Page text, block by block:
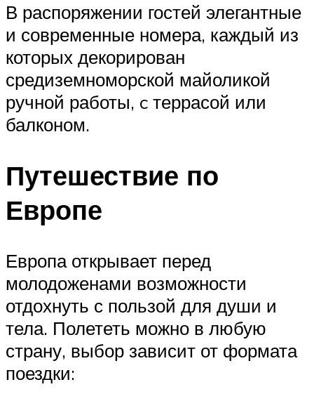
В распоряжении гостей элегантные
и современные номера, каждый из
которых декорирован
средиземноморской майоликой
ручной работы, c террасой или
балконом.
Путешествие по
Европе
Европа открывает перед
молодоженами возможности
отдохнуть с пользой для души и
тела. Полететь можно в любую
страну, выбор зависит от формата
поездки: